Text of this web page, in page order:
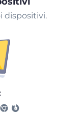
dispositivi.